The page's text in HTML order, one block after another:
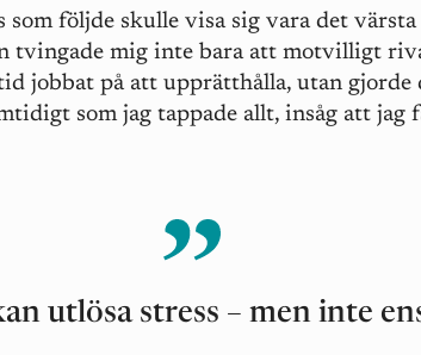
följde skulle visa sig vara det värsta
tvingade mig inte bara att motvilligt
jobbat på att upprätthålla, utan gjorde
som jag tappade allt, insåg att jag
utlösa stress – men inte